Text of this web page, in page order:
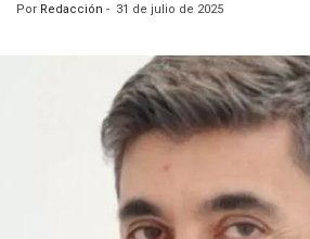
Por Redacción - 31 de julio de 2025